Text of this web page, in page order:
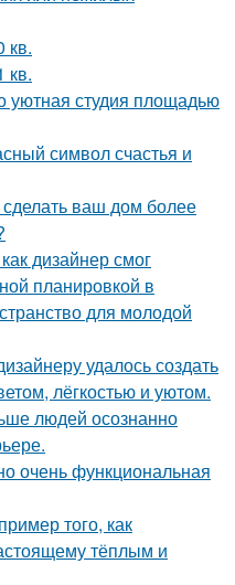
кв.
кв.
уютная студия площадью
символ счастья и
ваш дом более
дизайнер смог
планировкой в
для молодой
удалось создать
лёгкостью и уютом.
людей осознанно
очень функциональная
того, как
тёплым и